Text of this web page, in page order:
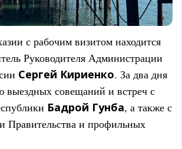
с рабочим визитом находится
Руководителя Администрации
Сергей Кириенко. За два дня
выездных совещаний и встреч с
Бадрой Гунба, а также с
Правительства и профильных